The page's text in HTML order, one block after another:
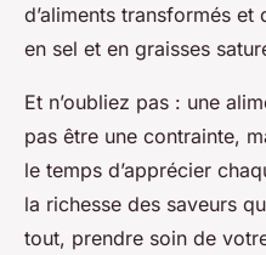
d’aliments transformés et
en sel et en graisses
Et n’oubliez pas : une
pas être une contrainte,
le temps d’apprécier
la richesse des saveurs
tout, prendre soin de